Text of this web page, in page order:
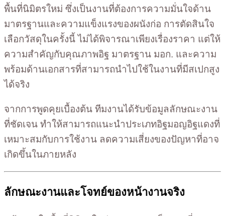
พื้นที่นิมิตรใหม่ ซึ่งเป็นงานที่ต้องการความมั่นใจด้าน
มาตรฐานและความแข็งแรงของผนังก่อ การตัดสินใจ
เลือกวัสดุในครั้งนี้ ไม่ได้พิจารณาเพียงเรื่องราคา แต่ให้
ความสำคัญกับคุณภาพอิฐ มาตรฐาน มอก. และความ
พร้อมด้านเอกสารที่สามารถนำไปใช้ในงานที่มีสเปกสูง
ได้จริง
จากการพูดคุยเบื้องต้น ทีมงานได้รับข้อมูลลักษณะงาน
ที่ชัดเจน ทำให้สามารถแนะนำประเภทอิฐมอญอิฐแดงที่
เหมาะสมกับการใช้งาน ลดความเสี่ยงของปัญหาที่อาจ
เกิดขึ้นในภายหลัง
ลักษณะงานและโจทย์ของหน้างานจริง